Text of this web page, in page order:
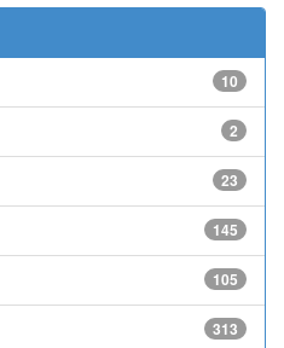
10
2
23
145
105
313